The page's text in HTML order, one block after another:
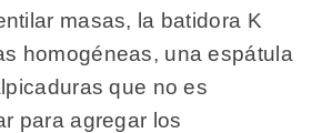
masas, la batidora K
homogéneas, una espátula
que no es
para agregar los